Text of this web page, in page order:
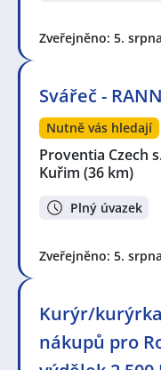
Zveřejněno: 5. srpna
Svářeč -
Nutně vás hledají
Proventia Czech
Kuřim (36 km)
Plný úvazek
Zveřejněno: 5. srpna
Kurýr/
nákupů pro